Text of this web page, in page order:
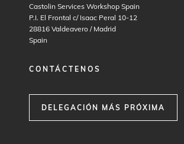
Castolin Services Workshop Spain
P.I. El Frontal c/ Isaac Peral 10-12
28816 Valdeavero / Madrid
Spain
CONTÁCTENOS
DELEGACIÓN MÁS PRÓXIMA